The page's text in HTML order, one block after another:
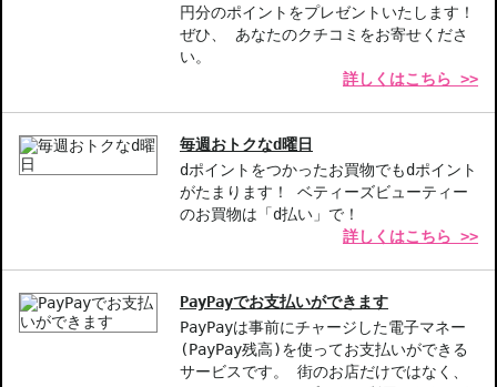
円分のポイントをプレゼントいたします！
ぜひ、 あなたのクチコミをお寄せくださ
い。
詳しくはこちら >>
毎週おトクなd曜日
dポイントをつかったお買物でもdポイント
がたまります！ ベティーズビューティー
のお買物は「d払い」で！
詳しくはこちら >>
PayPayでお支払いができます
PayPayは事前にチャージした電子マネー
(PayPay残高)を使ってお支払いができる
サービスです。 街のお店だけではなく、